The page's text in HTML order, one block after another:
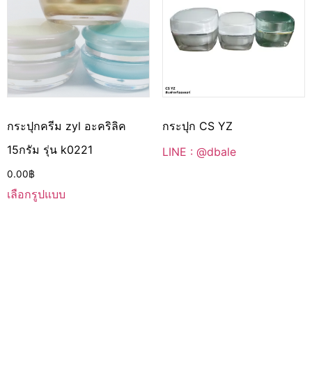
กระปุกครีม zyl อะคริลิค
15กรัม รุ่น k0221
0.00฿
เลือกรูปแบบ
กระปุก CS YZ
LINE : @dbale